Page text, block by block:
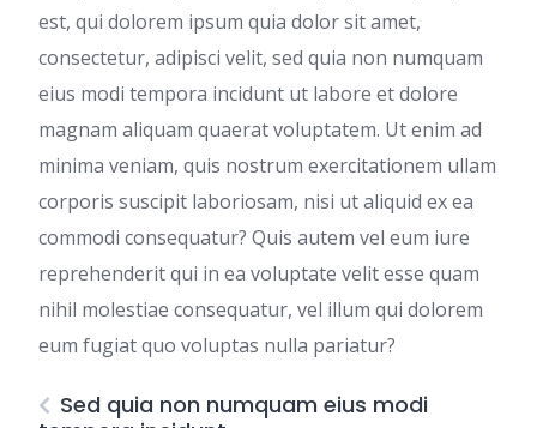
est, qui dolorem ipsum quia dolor sit amet,
consectetur, adipisci velit, sed quia non numquam
eius modi tempora incidunt ut labore et dolore
magnam aliquam quaerat voluptatem. Ut enim ad
minima veniam, quis nostrum exercitationem ullam
corporis suscipit laboriosam, nisi ut aliquid ex ea
commodi consequatur? Quis autem vel eum iure
reprehenderit qui in ea voluptate velit esse quam
nihil molestiae consequatur, vel illum qui dolorem
eum fugiat quo voluptas nulla pariatur?
Sed quia non numquam eius modi